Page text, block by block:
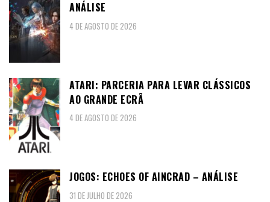
ANÁLISE
4 DE AGOSTO DE 2026
ATARI: PARCERIA PARA LEVAR CLÁSSICOS
AO GRANDE ECRÃ
4 DE AGOSTO DE 2026
JOGOS: ECHOES OF AINCRAD – ANÁLISE
31 DE JULHO DE 2026